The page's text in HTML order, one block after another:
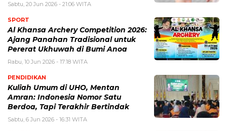
Sabtu, 20 Jun 2026 - 21:06 WITA
SPORT
Al Khansa Archery Competition 2026:
Ajang Panahan Tradisional untuk
Pererat Ukhuwah di Bumi Anoa
Rabu, 10 Jun 2026 - 17:18 WITA
PENDIDIKAN
Kuliah Umum di UHO, Mentan
Amran: Indonesia Nomor Satu
Berdoa, Tapi Terakhir Bertindak
Sabtu, 6 Jun 2026 - 16:31 WITA